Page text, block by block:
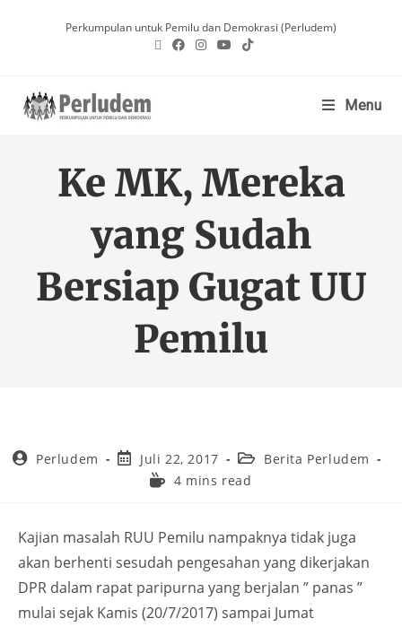
Perkumpulan untuk Pemilu dan Demokrasi (Perludem)
Menu
Ke MK, Mereka
yang Sudah
Bersiap Gugat UU
Pemilu
Perludem Juli 22, 2017
Berita Perludem
4 mins read
Kajian masalah RUU Pemilu nampaknya tidak juga
akan berhenti sesudah pengesahan yang dikerjakan
DPR dalam rapat paripurna yang berjalan ” panas ”
mulai sejak Kamis (20/7/2017) sampai Jumat